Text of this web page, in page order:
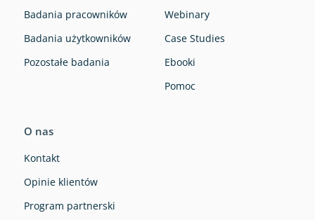
Badania pracowników
Badania użytkowników
Pozostałe badania
Webinary
Case Studies
Ebooki
Pomoc
O nas
Kontakt
Opinie klientów
Program partnerski